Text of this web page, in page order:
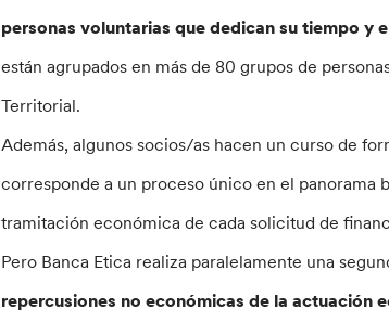
personas voluntarias que dedican su tiempo y
están agrupados en más de 80 grupos de
Territorial.
Además, algunos socios/as hacen un curso de
corresponde a un proceso único en el panorama
tramitación económica de cada solicitud de
Pero Banca Etica realiza paralelamente una
repercusiones no económicas de la actuación